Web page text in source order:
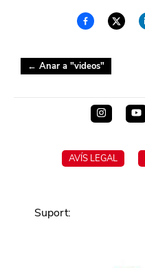
← Anar a "videos"
AVÍS LEGAL
Suport: